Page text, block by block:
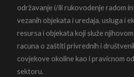
održavanje i/ili rukovodenje radom
vezanih objekata i uredaja, usluga i
resursa i objekata koji služe
racuna o zaštiti privrednih i
covjekove okoline kao i pravicnom
sektoru.